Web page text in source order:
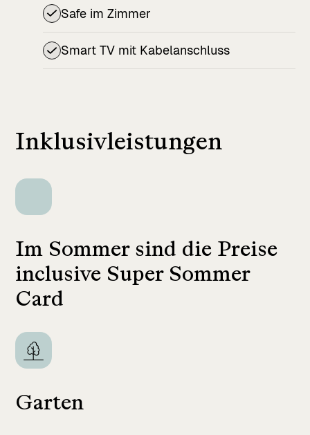
Safe im Zimmer
Smart TV mit Kabelanschluss
Inklusivleistungen
Im Sommer sind die Preise
inclusive Super Sommer
Card
Garten